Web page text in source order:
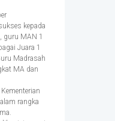
kepada
guru MAN 1
Juara 1
Madrasah
MA dan
rangka